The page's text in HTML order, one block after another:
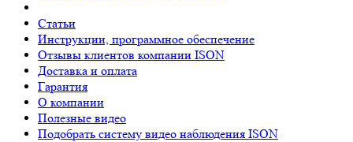
Статьи
Инструкции, программное обеспечение
Отзывы клиентов компании ISON
Доставка и оплата
Гарантия
О компании
Полезные видео
Подобрать систему видео наблюдения ISON